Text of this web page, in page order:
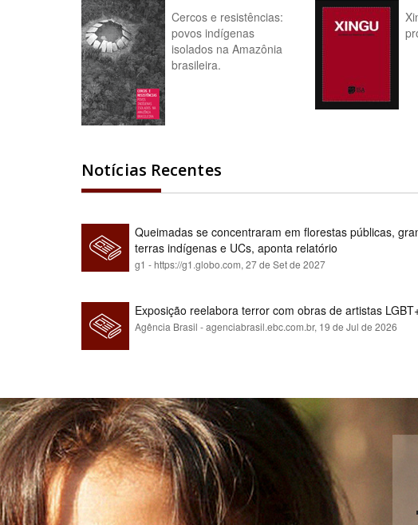
Cercos e resistências:
povos indígenas
isolados na Amazônia
brasileira.
Notícias Recentes
Queimadas se concentraram em florestas públicas,
terras indígenas e UCs, aponta relatório
g1 - https://g1.globo.com, 27 de Set de 2027
Exposição reelabora terror com obras de artistas
Agência Brasil - agenciabrasil.ebc.com.br, 19 de Jul de 2026